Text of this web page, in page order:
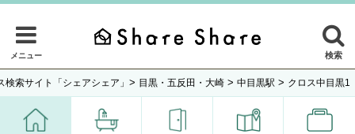
メニュー 検索
検索サイト「シェアシェア」 > 目黒・五反田・大崎 > 中目黒駅 > クロス中目黒1